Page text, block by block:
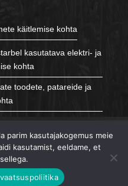
käitlemise kohta
kasutatava elektri- ja
kohta
toodete, patareide ja
parim kasutajakogemus meie
kasutamist, eeldame, et